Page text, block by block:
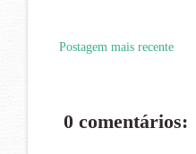
Postagem mais recente
0 comentários: